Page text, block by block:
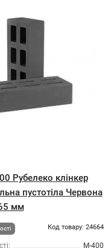
Рубелеко клінкер
пустотіла Червона
мм
Код товару: 24664
М-400